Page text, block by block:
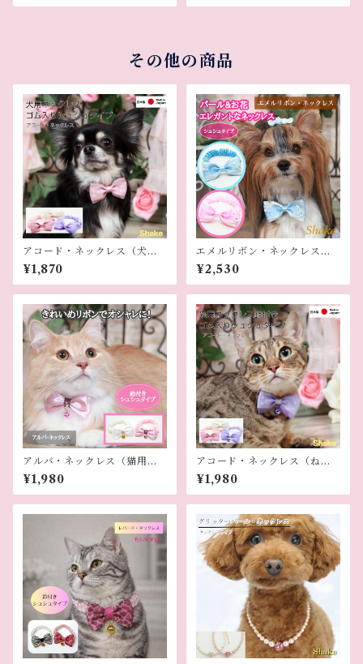
その他の商品
アコード・ネックレス（犬用
ネックレス）
¥1,870
エメルリボン・ネックレス
（犬用ネックレス）
¥2,530
アルバ・ネックレス（猫用ネ
ックレス）
¥1,980
アコード・ネックレス（ねこ
用ネックレス）
¥1,980